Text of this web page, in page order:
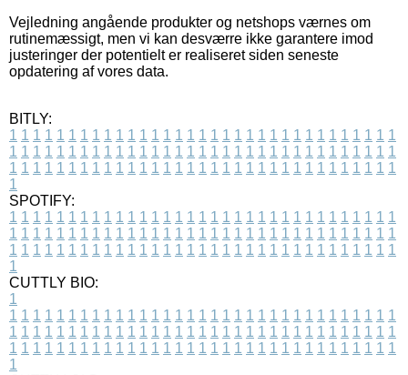
Vejledning angående produkter og netshops værnes om
rutinemæssigt, men vi kan desværre ikke garantere imod
justeringer der potentielt er realiseret siden seneste
opdatering af vores data.
BITLY:
1 1 1 1 1 1 1 1 1 1 1 1 1 1 1 1 1 1 1 1 1 1 1 1 1 1 1 1 1 1 1 1 1
1 1 1 1 1 1 1 1 1 1 1 1 1 1 1 1 1 1 1 1 1 1 1 1 1 1 1 1 1 1 1 1 1
1 1 1 1 1 1 1 1 1 1 1 1 1 1 1 1 1 1 1 1 1 1 1 1 1 1 1 1 1 1 1 1 1
1
SPOTIFY:
1 1 1 1 1 1 1 1 1 1 1 1 1 1 1 1 1 1 1 1 1 1 1 1 1 1 1 1 1 1 1 1 1
1 1 1 1 1 1 1 1 1 1 1 1 1 1 1 1 1 1 1 1 1 1 1 1 1 1 1 1 1 1 1 1 1
1 1 1 1 1 1 1 1 1 1 1 1 1 1 1 1 1 1 1 1 1 1 1 1 1 1 1 1 1 1 1 1 1
1
CUTTLY BIO:
1
1 1 1 1 1 1 1 1 1 1 1 1 1 1 1 1 1 1 1 1 1 1 1 1 1 1 1 1 1 1 1 1 1
1 1 1 1 1 1 1 1 1 1 1 1 1 1 1 1 1 1 1 1 1 1 1 1 1 1 1 1 1 1 1 1 1
1 1 1 1 1 1 1 1 1 1 1 1 1 1 1 1 1 1 1 1 1 1 1 1 1 1 1 1 1 1 1 1 1
1